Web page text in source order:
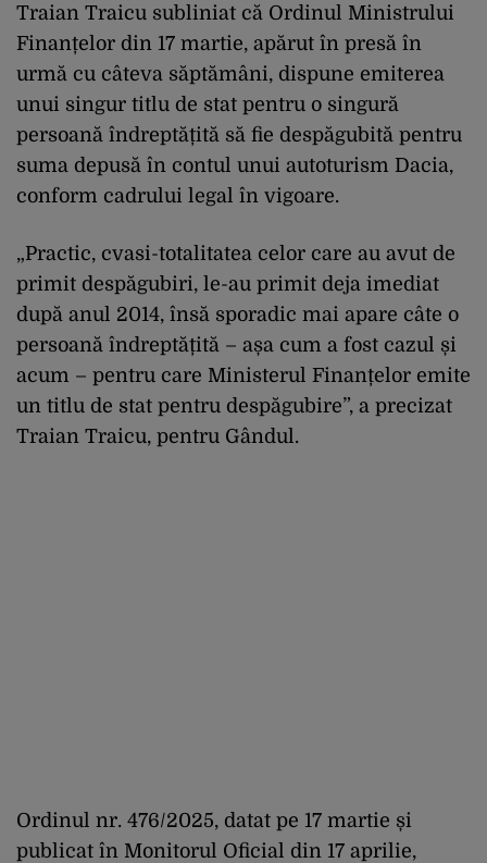
Traian Traicu subliniat că Ordinul Ministrului
Finanțelor din 17 martie, apărut în presă în
urmă cu câteva săptămâni, dispune emiterea
unui singur titlu de stat pentru o singură
persoană îndreptățită să fie despăgubită pentru
suma depusă în contul unui autoturism Dacia,
conform cadrului legal în vigoare.
„Practic, cvasi-totalitatea celor care au avut de
primit despăgubiri, le-au primit deja imediat
după anul 2014, însă sporadic mai apare câte o
persoană îndreptățită – așa cum a fost cazul și
acum – pentru care Ministerul Finanțelor emite
un titlu de stat pentru despăgubire”, a precizat
Traian Traicu, pentru Gândul.
Ordinul nr. 476/2025, datat pe 17 martie și
publicat în Monitorul Oficial din 17 aprilie,